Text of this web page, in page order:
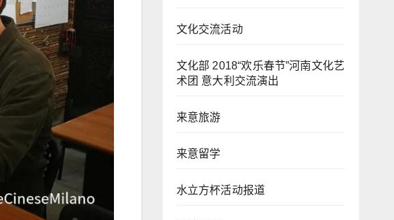
文化交流活动
文化部 2018“欢乐春节”河南文化艺
术团 意大利交流演出
来意旅游
来意留学
水立方杯活动报道